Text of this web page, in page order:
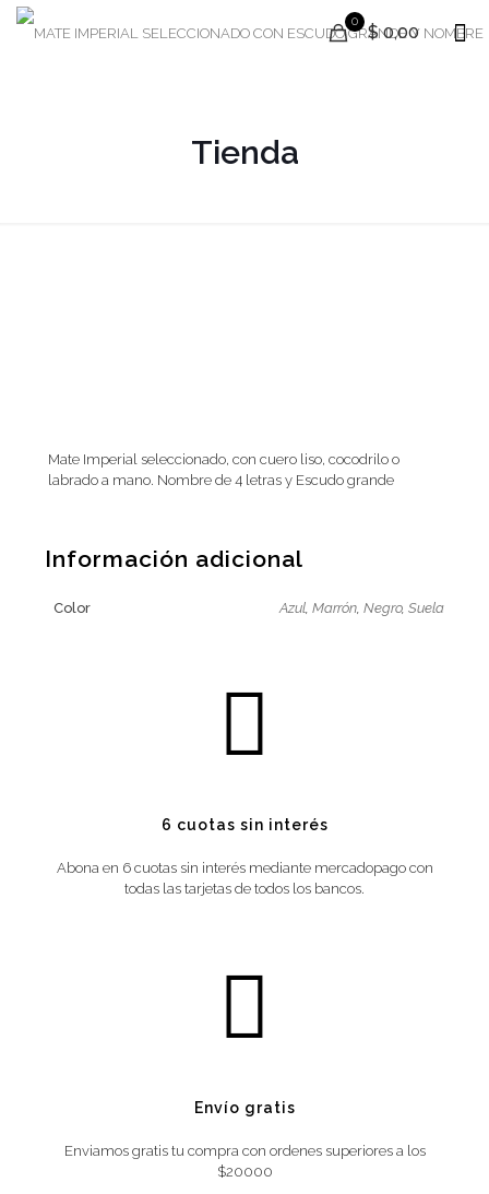
0
$ 0,00
Tienda
Mate Imperial seleccionado, con cuero liso, cocodrilo o
labrado a mano. Nombre de 4 letras y Escudo grande
Información adicional
Color Azul, Marrón, Negro, Suela
6 cuotas sin interés
Abona en 6 cuotas sin interés mediante mercadopago con
todas las tarjetas de todos los bancos.
Envío gratis
Enviamos gratis tu compra con ordenes superiores a los
$20000